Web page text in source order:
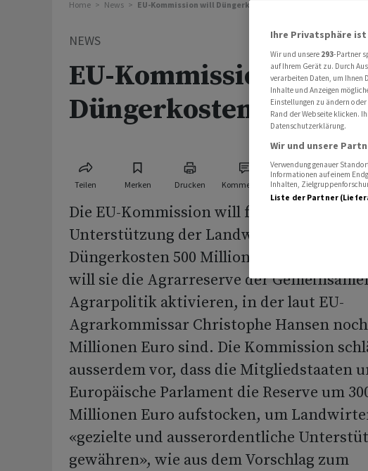
Home News EU-Kommission will Düngerkosten abfedern
NEWS
EU-Kommission will
Düngerkosten
Teilen Merken Drucken Kommentare
Die EU-Kommission will für zusätzliche
Unterstützung der Landwirte angesichts
Düngerkosten 500 Millionen Euro
will sie die Agrarreserve der
Agrarpolitik aktivieren, in der laut EU-
Agrarkommissar Christophe Hansen
Millionen Euro sind. Die Kommission
ausserdem vor, dass die Mitgliedstaaten
Europäische Parlament die Reserve um
Millionen Euro aufstocken, um
«gezielte und ausserordentliche
gewähren», wie aus dem Vorschlag zum
Ihre Privatsphäre
Wir und unsere 293-Partner
auf Ihrem Gerät zu. Durch
verarbeiten Daten, um Ihnen
Inhalte und Anzeigen
Einstellungen zu ändern
Rand der Webseite klicken.
Datenschutzerklärung.
Wir und unsere
Verwendung genauer
Informationen auf einem
Inhalten,
Liste der Partner